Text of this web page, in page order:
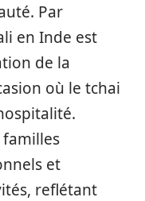
Par
en Inde est
de la
où le tchai
et
reflétant